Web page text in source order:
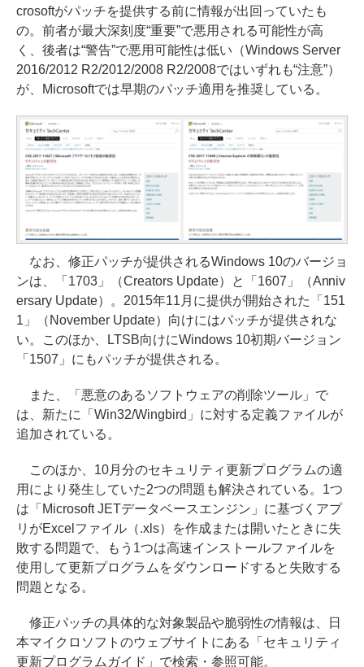
crosoftがパッチを提供する前に情報が出回っていたも
の。前者が最大深刻度“重要”で悪用される可能性が高
く、後者は“警告”で悪用可能性は低い（Windows Server
2016/2012 R2/2012/2008 R2/2008ではいずれも“注意”）
が、Microsoftでは早期のパッチ適用を推奨している。
なお、修正パッチが提供されるWindows 10のバージョ
ンは、「1703」（Creators Update）と「1607」（Anniv
ersary Update）。2015年11月に提供が開始された「151
1」（November Update）向けにはパッチが提供されな
い。このほか、LTSB向けにWindows 10初期バージョン
「1507」にもパッチが提供される。
また、「悪意のあるソフトウェアの削除ツール」で
は、新たに「Win32/Wingbird」に対する定義ファイルが
追加されている。
このほか、10月分のセキュリティ更新プログラムの適
用により発生していた2つの問題も解決されている。1つ
は「Microsoft JETデータベースエンジン」に基づくアプ
リがExcelファイル（.xls）を作成または開いたときに失
敗する問題で、もう1つは高速インストールファイルを
使用して更新プログラムをダウンロードすると失敗する
問題となる。
修正パッチの具体的な対象製品や脆弱性の情報は、日
本マイクロソフトのウェブサイトにある「セキュリティ
更新プログラムガイド」で検索・参照可能。